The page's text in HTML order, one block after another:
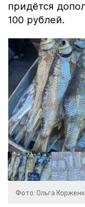
придётся
100 рублей.
Фото: Ольга